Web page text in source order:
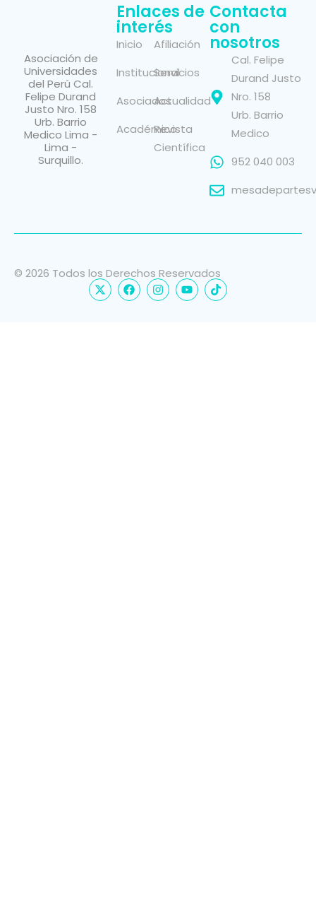
Asociación de
Universidades
del Perú Cal.
Felipe Durand
Justo Nro. 158
Urb. Barrio
Medico Lima -
Lima -
Surquillo.
Enlaces de
interés
Inicio
Institucional
Asociados
Académico
Afiliación
Servicios
Actualidad
Revista
Científica
Contacta
con
nosotros
Cal. Felipe
Durand Justo
Nro. 158
Urb. Barrio
Medico
952 040 003
© 2026 Todos los Derechos Reservados